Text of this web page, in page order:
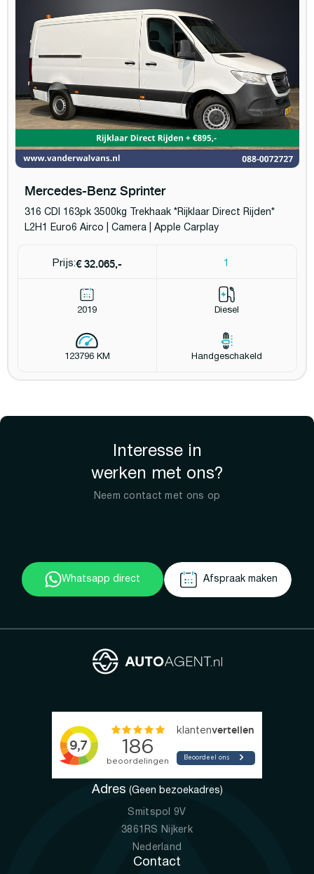
Mercedes-Benz Sprinter
316 CDI 163pk 3500kg Trekhaak *Rijklaar Direct Rijden*
L2H1 Euro6 Airco | Camera | Apple Carplay
Prijs:€ 32.065,- 1
2019 Diesel
123796 KM Handgeschakeld
Interesse in
werken met ons?
Neem contact met ons op
Whatsapp direct Afspraak maken
Adres (Geen bezoekadres)
Smitspol 9V
3861RS Nijkerk
Nederland
Contact